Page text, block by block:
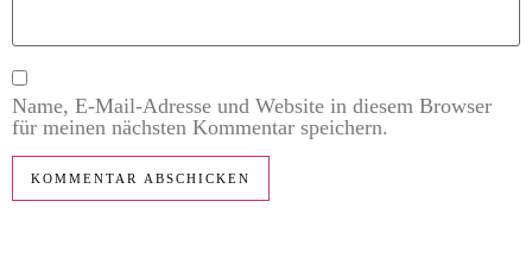
Name, E-Mail-Adresse und Website in diesem Browser
für meinen nächsten Kommentar speichern.